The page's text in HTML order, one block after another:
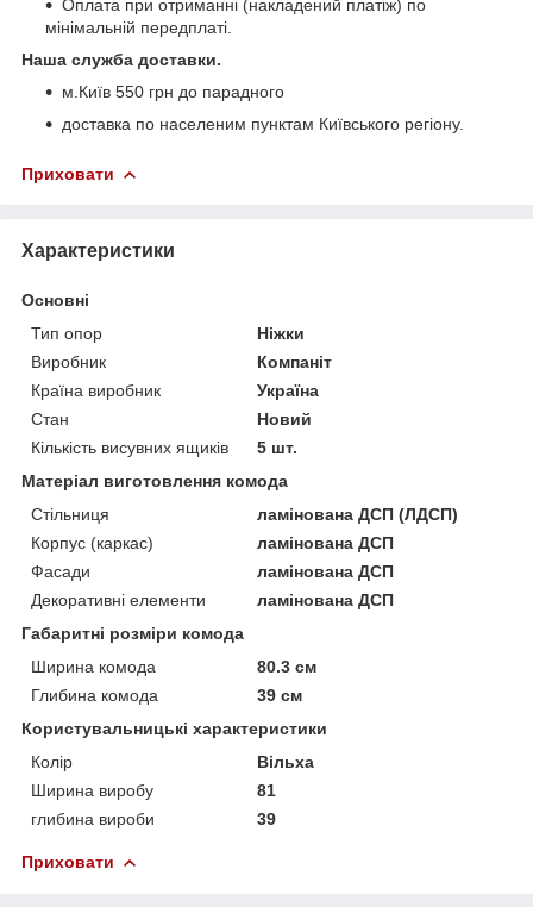
Оплата при отриманні (накладений платіж) по
мінімальній передплаті.
Наша служба доставки.
м.Київ 550 грн до парадного
доставка по населеним пунктам Київського регіону.
Приховати
Характеристики
Основні
Тип опор
Ніжки
Виробник
Компаніт
Країна виробник
Україна
Стан
Новий
Кількість висувних ящиків
5 шт.
Матеріал виготовлення комода
Стільниця
ламінована ДСП (ЛДСП)
Корпус (каркас)
ламінована ДСП
Фасади
ламінована ДСП
Декоративні елементи
ламінована ДСП
Габаритні розміри комода
Ширина комода
80.3 см
Глибина комода
39 см
Користувальницькі характеристики
Колір
Вільха
Ширина виробу
81
глибина вироби
39
Приховати